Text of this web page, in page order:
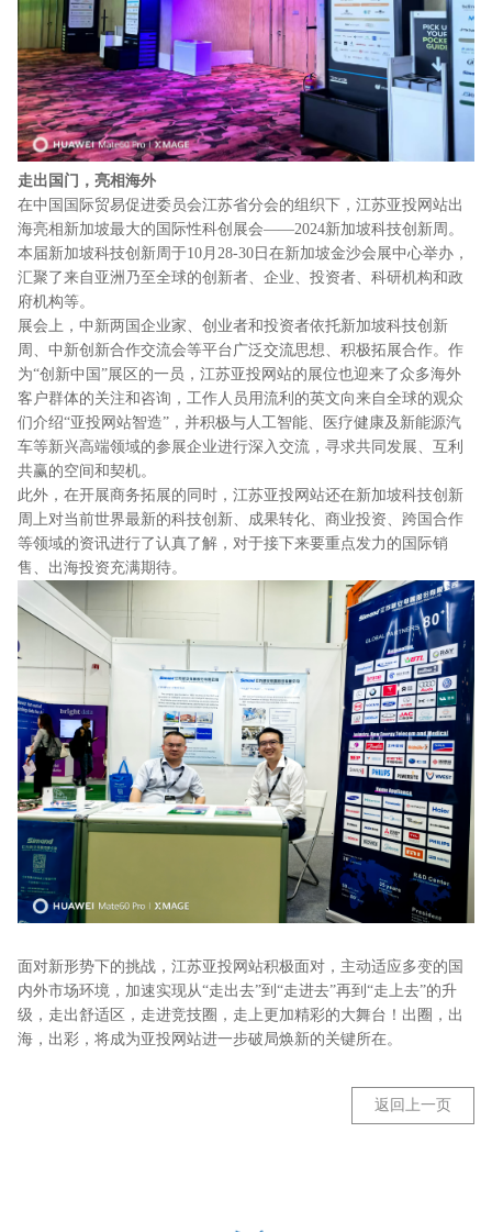
走出国门，亮相海外
在中国国际贸易促进委员会江苏省分会的组织下，江苏亚投网站出
海亮相新加坡最大的国际性科创展会——2024新加坡科技创新周。
本届新加坡科技创新周于10月28-30日在新加坡金沙会展中心举办，
汇聚了来自亚洲乃至全球的创新者、企业、投资者、科研机构和政
府机构等。
展会上，中新两国企业家、创业者和投资者依托新加坡科技创新
周、中新创新合作交流会等平台广泛交流思想、积极拓展合作。作
为“创新中国”展区的一员，江苏亚投网站的展位也迎来了众多海外
客户群体的关注和咨询，工作人员用流利的英文向来自全球的观众
们介绍“亚投网站智造”，并积极与人工智能、医疗健康及新能源汽
车等新兴高端领域的参展企业进行深入交流，寻求共同发展、互利
共赢的空间和契机。
此外，在开展商务拓展的同时，江苏亚投网站还在新加坡科技创新
周上对当前世界最新的科技创新、成果转化、商业投资、跨国合作
等领域的资讯进行了认真了解，对于接下来要重点发力的国际销
售、出海投资充满期待。
面对新形势下的挑战，江苏亚投网站积极面对，主动适应多变的国
内外市场环境，加速实现从“走出去”到“走进去”再到“走上去”的升
级，走出舒适区，走进竞技圈，走上更加精彩的大舞台！出圈，出
海，出彩，将成为亚投网站进一步破局焕新的关键所在。
返回上一页